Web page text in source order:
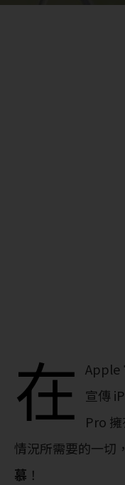
在 Apple
宣傳
Pro
情況所需要的一切
慕 ！